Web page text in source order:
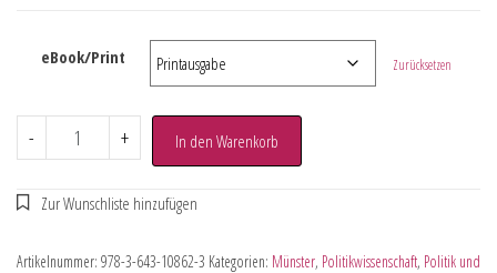
eBook/Print Zurücksetzen
- + In den Warenkorb
Artikelnummer: 978-3-643-10862-3 Kategorien: Münster, Politikwissenschaft, Politik und